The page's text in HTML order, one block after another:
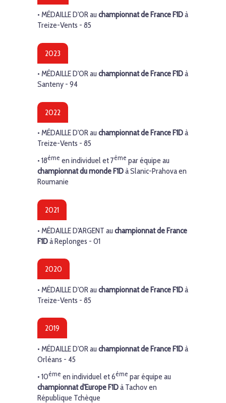
• MÉDAILLE D'OR au championnat de France F1Dà
Treize-Vents - 85
2023
• MÉDAILLE D'OR au championnat de France F1Dà
Santeny - 94
2022
• MÉDAILLE D'OR au championnat de France F1Dà
Treize-Vents - 85
• 18ème en individuel et7ème par équipe au
championnat du monde F1Dà Slanic-Prahova en
Roumanie
2021
• MÉDAILLE D'ARGENT au championnat de France
F1Dà Replonges - 01
2020
• MÉDAILLE D'OR au championnat de France F1Dà
Treize-Vents - 85
2019
• MÉDAILLE D'ORau championnat de France F1Dà
Orléans - 45
• 10ème en individuel et 6ème par équipe au
championnat d'Europe F1Dà Tachov en
République Tchèque